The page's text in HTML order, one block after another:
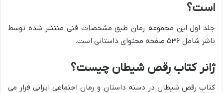
است؟
جلد اول این مجموعه رمان طبق مشخصات فنی منتشر شده توسط
ناشر شامل ۵۳۶ صفحه محتوای داستانی است.
ژانر کتاب رقص شیطان چیست؟
کتاب رقص شیطان در دسته داستان و رمان اجتماعی ایرانی قرار می